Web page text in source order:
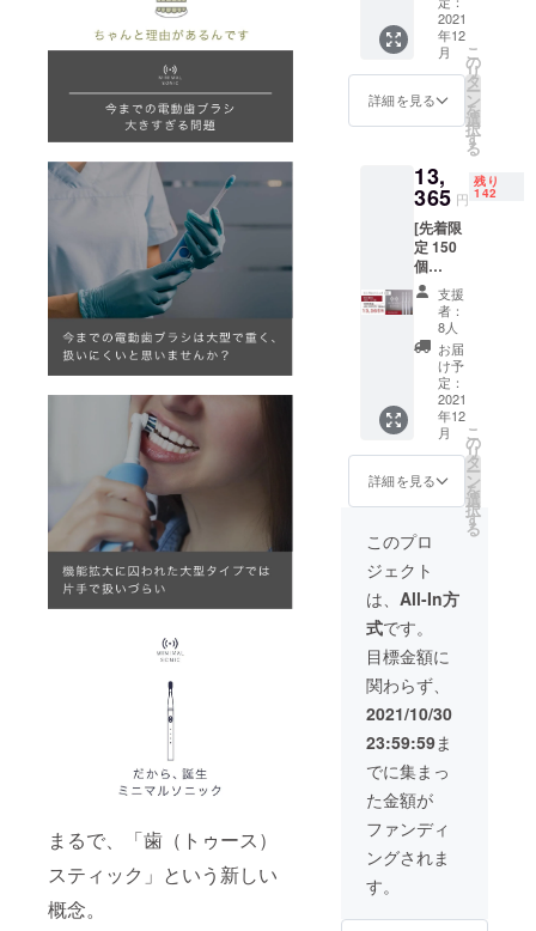
まるで、「歯（トゥース）
スティック」という新しい
概念。
造工程
上の都
合等に
より出
荷時期
ます。
×50mm
×20mm
ザイ
ン・仕
性もご
ざいま
す。ご
了承く
ださ
い。 ※
ご注文
状況、
使用部
材の供
給状
況、製
造工程
上の都
合等に
より出
荷時期
があり
ト ・
9,900円
［一般
販売予
定価格
19,800
円の
F］ ・
本体×2
個 ・交
換式ブ
ラシ
ヘッド
×4個 ・
充電
ケーブ
ル×2個
（箱サ
イズ：
220mm
×50mm
×20mm
）×2個
※デザイ
更にな
る可能
性もご
ざいま
す。ご
了承く
ださ
い。 ※
ご注文
状況、
使用部
材の供
給状
況、製
造工程
上の都
合等に
より出
る場合
2021
年12
月
詳細を見る
こ
の
リ
タ
ー
ン
を
選
択
す
る
13,
365 円
残り
142
[先着限
定 150
個
55%OF
F ！] ・
ミニマ
ルソ
ニック×
３セッ
ト ・
13,365
円 ［一
般販売
予定価
格
29,700
円の
55%OF
F］ ・
本体×3
個 ・交
換式ブ
ラシ
ヘッド
×6個 ・
充電
ケーブ
ル×3個
（箱サ
イズ：
220mm
×50mm
×20mm
）×3個
様は変
支援
者：
8人
お届
け予
定：
2021
年12
月
詳細を見る
こ
の
リ
タ
ー
ン
を
選
択
す
る
このプロ
ジェクト
は、 All-In方
式です。
目標金額に
関わらず、
2021/10/30
23:59:59ま
でに集まっ
た金額が
ファンディ
ングされま
す。